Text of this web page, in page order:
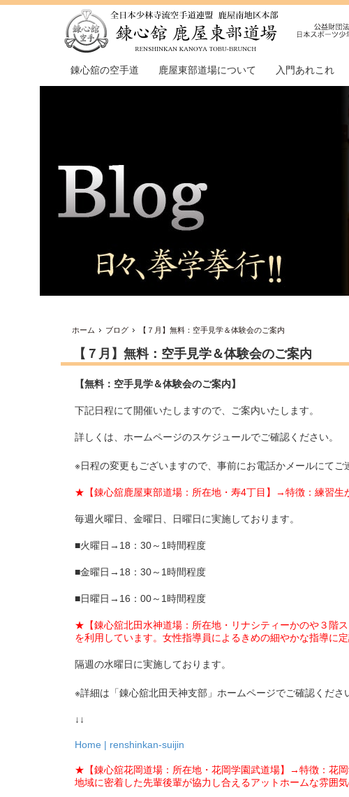
錬心舘の空手道 鹿屋東部道場について 入門あれこれ
ホーム ブログ 【７月】無料：空手見学＆体験会のご案内
【７月】無料：空手見学＆体験会のご案内
【無料：空手見学＆体験会のご案内】
下記日程にて開催いたしますので、ご案内いたします。
詳しくは、ホームページのスケジュールでご確認ください。
※日程の変更もございますので、事前にお電話かメールにてご
★【錬心舘鹿屋東部道場：所在地・寿4丁目】→特徴：練習生
毎週火曜日、金曜日、日曜日に実施しております。
■火曜日→18：30～1時間程度
■金曜日→18：30～1時間程度
■日曜日→16：00～1時間程度
★【錬心舘北田水神道場：所在地・リナシティーかのや３階
を利用しています。女性指導員によるきめの細やかな指導に
隔週の水曜日に実施しております。
※詳細は「錬心舘北田天神支部」ホームページでご確認くださ
↓↓
Home | renshinkan-suijin
★【錬心舘花岡道場：所在地・花岡学園武道場】→特徴：花
地域に密着した先輩後輩が協力し合えるアットホームな雰囲気